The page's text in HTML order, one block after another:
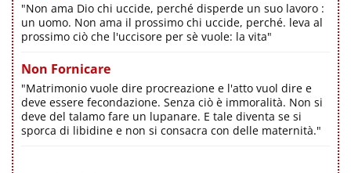
"Non ama Dio chi uccide, perché disperde un suo lavoro :
un uomo. Non ama il prossimo chi uccide, perché. leva al
prossimo ciò che l'uccisore per sè vuole: la vita"
Non Fornicare
"Matrimonio vuole dire procreazione e l'atto vuol dire e
deve essere fecondazione. Senza ciò è immoralità. Non si
deve del talamo fare un lupanare. E tale diventa se si
sporca di libidine e non si consacra con delle maternità."